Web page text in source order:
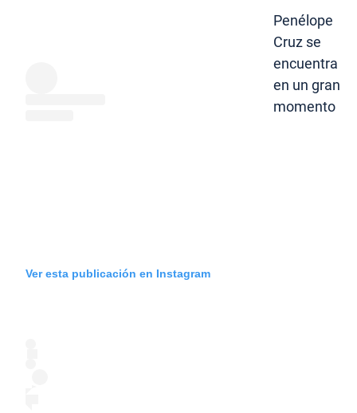
Ver esta publicación en Instagram
Penélope
Cruz se
encuentra
en un gran
momento